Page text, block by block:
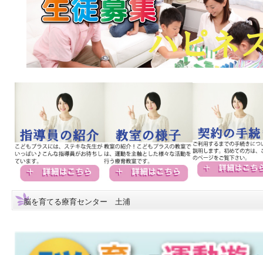
脳を育てる療育センター 土浦